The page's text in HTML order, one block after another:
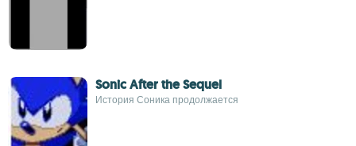
Sonic After the Sequel
История Соника продолжается